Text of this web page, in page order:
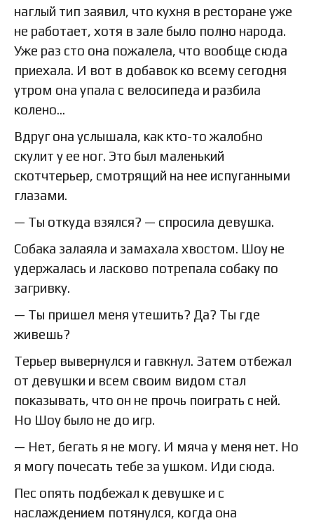
наглый тип заявил, что кухня в ресторане уже
не работает, хотя в зале было полно народа.
Уже раз сто она пожалела, что вообще сюда
приехала. И вот в добавок ко всему сегодня
утром она упала с велосипеда и разбила
колено…
Вдруг она услышала, как кто-то жалобно
скулит у ее ног. Это был маленький
скотчтерьер, смотрящий на нее испуганными
глазами.
— Ты откуда взялся? — спросила девушка.
Собака залаяла и замахала хвостом. Шоу не
удержалась и ласково потрепала собаку по
загривку.
— Ты пришел меня утешить? Да? Ты где
живешь?
Терьер вывернулся и гавкнул. Затем отбежал
от девушки и всем своим видом стал
показывать, что он не прочь поиграть с ней.
Но Шоу было не до игр.
— Нет, бегать я не могу. И мяча у меня нет. Но
я могу почесать тебе за ушком. Иди сюда.
Пес опять подбежал к девушке и с
наслаждением потянулся, когда она